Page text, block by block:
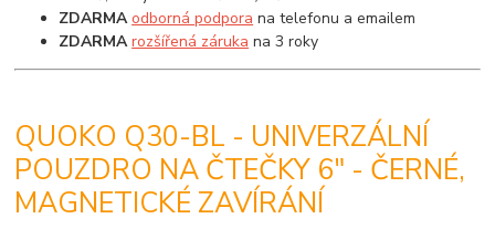
ZDARMA odborná podpora na telefonu a emailem
ZDARMA rozšířená záruka na 3 roky
QUOKO Q30-BL - UNIVERZÁLNÍ
POUZDRO NA ČTEČKY 6" - ČERNÉ,
MAGNETICKÉ ZAVÍRÁNÍ